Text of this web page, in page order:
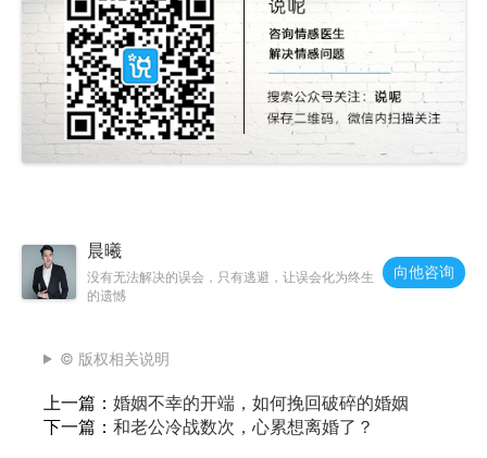
晨曦
没有无法解决的误会，只有逃避，让误会化为终生
的遗憾
向他咨询
© 版权相关说明
上一篇： 婚姻不幸的开端，如何挽回破碎的婚姻
下一篇： 和老公冷战数次，心累想离婚了？